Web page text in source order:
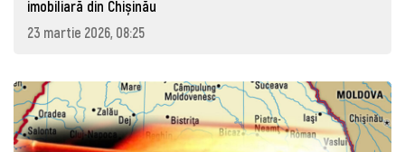
imobiliară din Chișinău
23 martie 2026, 08:25